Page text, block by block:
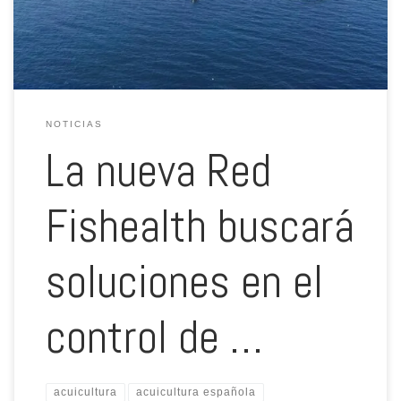
una infraestructura privada de I+D de referencia, desarrollando […]
NOTICIAS
La nueva Red
Fishealth buscará
soluciones en el
control de …
acuicultura acuicultura española